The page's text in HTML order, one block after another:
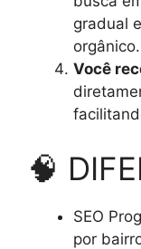
gradual
orgânico.
Você
🧠
SEO
por